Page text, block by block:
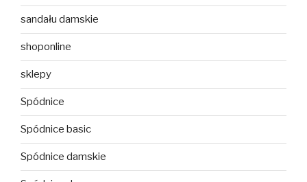
sandału damskie
shoponline
sklepy
Spódnice
Spódnice basic
Spódnice damskie